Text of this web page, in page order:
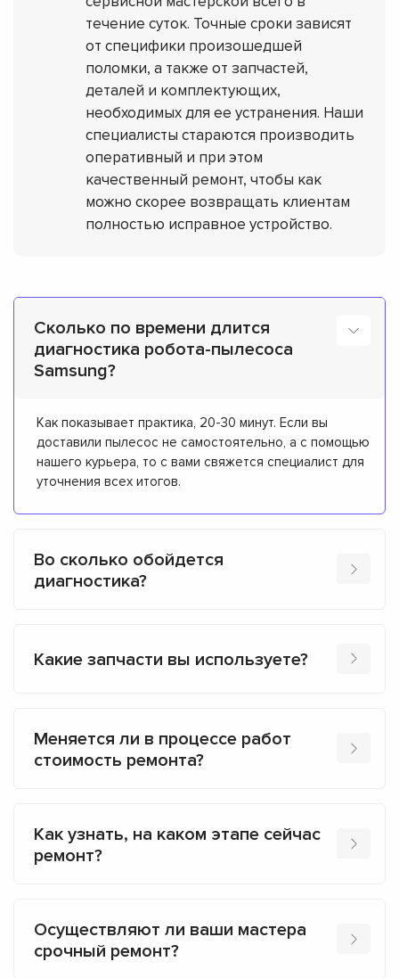
течение суток. Точные сроки зависят
от специфики произошедшей
поломки, а также от запчастей,
деталей и комплектующих,
необходимых для ее устранения. Наши
специалисты стараются производить
оперативный и при этом
качественный ремонт, чтобы как
можно скорее возвращать клиентам
полностью исправное устройство.
Сколько по времени длится
диагностика робота-пылесоса
Samsung?
Как показывает практика, 20-30 минут. Если вы
доставили пылесос не самостоятельно, а с помощью
нашего курьера, то с вами свяжется специалист для
уточнения всех итогов.
Во сколько обойдется
диагностика?
Какие запчасти вы используете?
Меняется ли в процессе работ
стоимость ремонта?
Как узнать, на каком этапе сейчас
ремонт?
Осуществляют ли ваши мастера
срочный ремонт?